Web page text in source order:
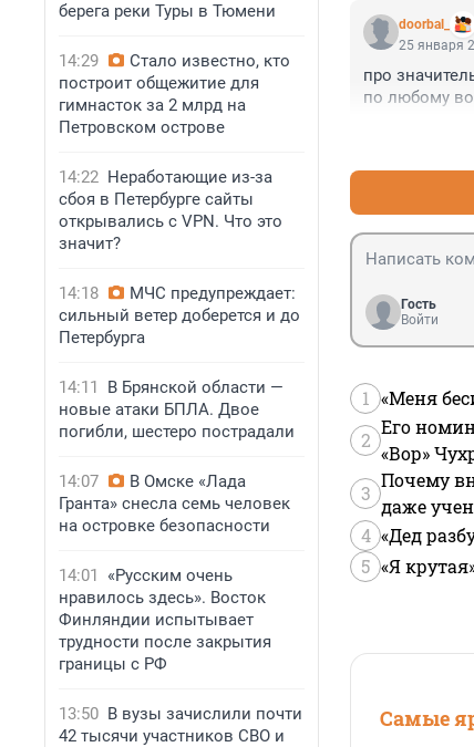
берега реки Туры в Тюмени
14:29
Стало известно, кто
построит общежитие для
гимнасток за 2 млрд на
Петровском острове
14:22 Неработающие из-за
сбоя в Петербурге сайты
открывались с VPN. Что это
значит?
14:18
МЧС предупреждает:
сильный ветер доберется и до
Петербурга
14:11
В Брянской области —
новые атаки БПЛА. Двое
погибли, шестеро пострадали
14:07
В Омске «Лада
Гранта» снесла семь человек
на островке безопасности
14:01
«Русским очень
нравилось здесь». Восток
Финляндии испытывает
трудности после закрытия
границы с РФ
13:50 В вузы зачислили почти
42 тысячи участников СВО и
doorbal_
25 января
про
по любому
Гость
Войти
1 «Меня
2
Его
«Вор»
3
Почему
даже
4 «Дед
5 «Я
Самые